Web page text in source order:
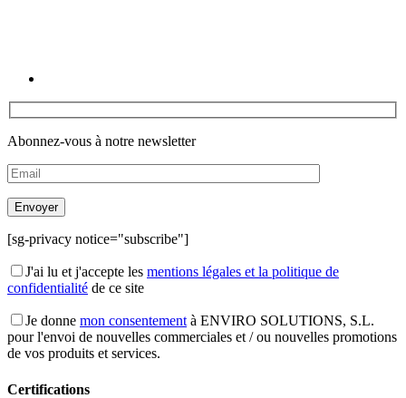
Abonnez-vous à notre newsletter
[sg-privacy notice="subscribe"]
J'ai lu et j'accepte les mentions légales et la politique de
confidentialité de ce site
Je donne mon consentement à ENVIRO SOLUTIONS, S.L.
pour l'envoi de nouvelles commerciales et / ou nouvelles promotions
de vos produits et services.
Certifications